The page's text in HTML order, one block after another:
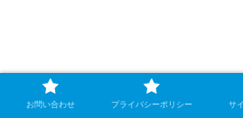
Q バーチャルオフィスはどこ
お問い合わせ プライバシーポリシー サ